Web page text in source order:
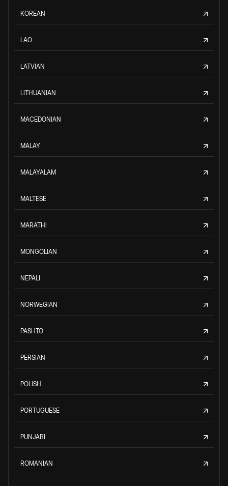
KOREAN
LAO
LATVIAN
LITHUANIAN
MACEDONIAN
MALAY
MALAYALAM
MALTESE
MARATHI
MONGOLIAN
NEPALI
NORWEGIAN
PASHTO
PERSIAN
POLISH
PORTUGUESE
PUNJABI
ROMANIAN